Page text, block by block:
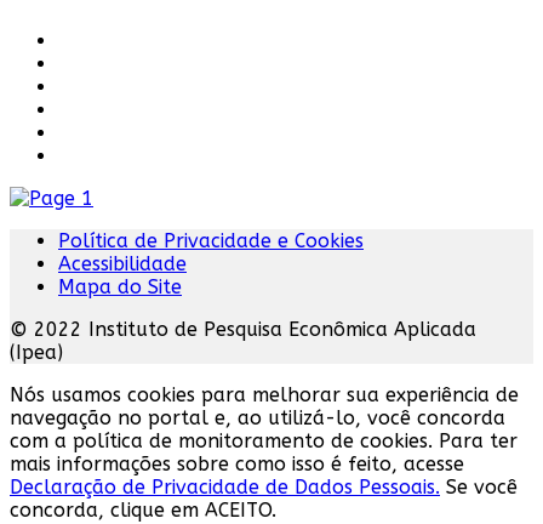
Política de Privacidade e Cookies
Acessibilidade
Mapa do Site
© 2022 Instituto de Pesquisa Econômica Aplicada
(Ipea)
Nós usamos cookies para melhorar sua experiência de
navegação no portal e, ao utilizá-lo, você concorda
com a política de monitoramento de cookies. Para ter
mais informações sobre como isso é feito, acesse
Declaração de Privacidade de Dados Pessoais. Se você
concorda, clique em ACEITO.